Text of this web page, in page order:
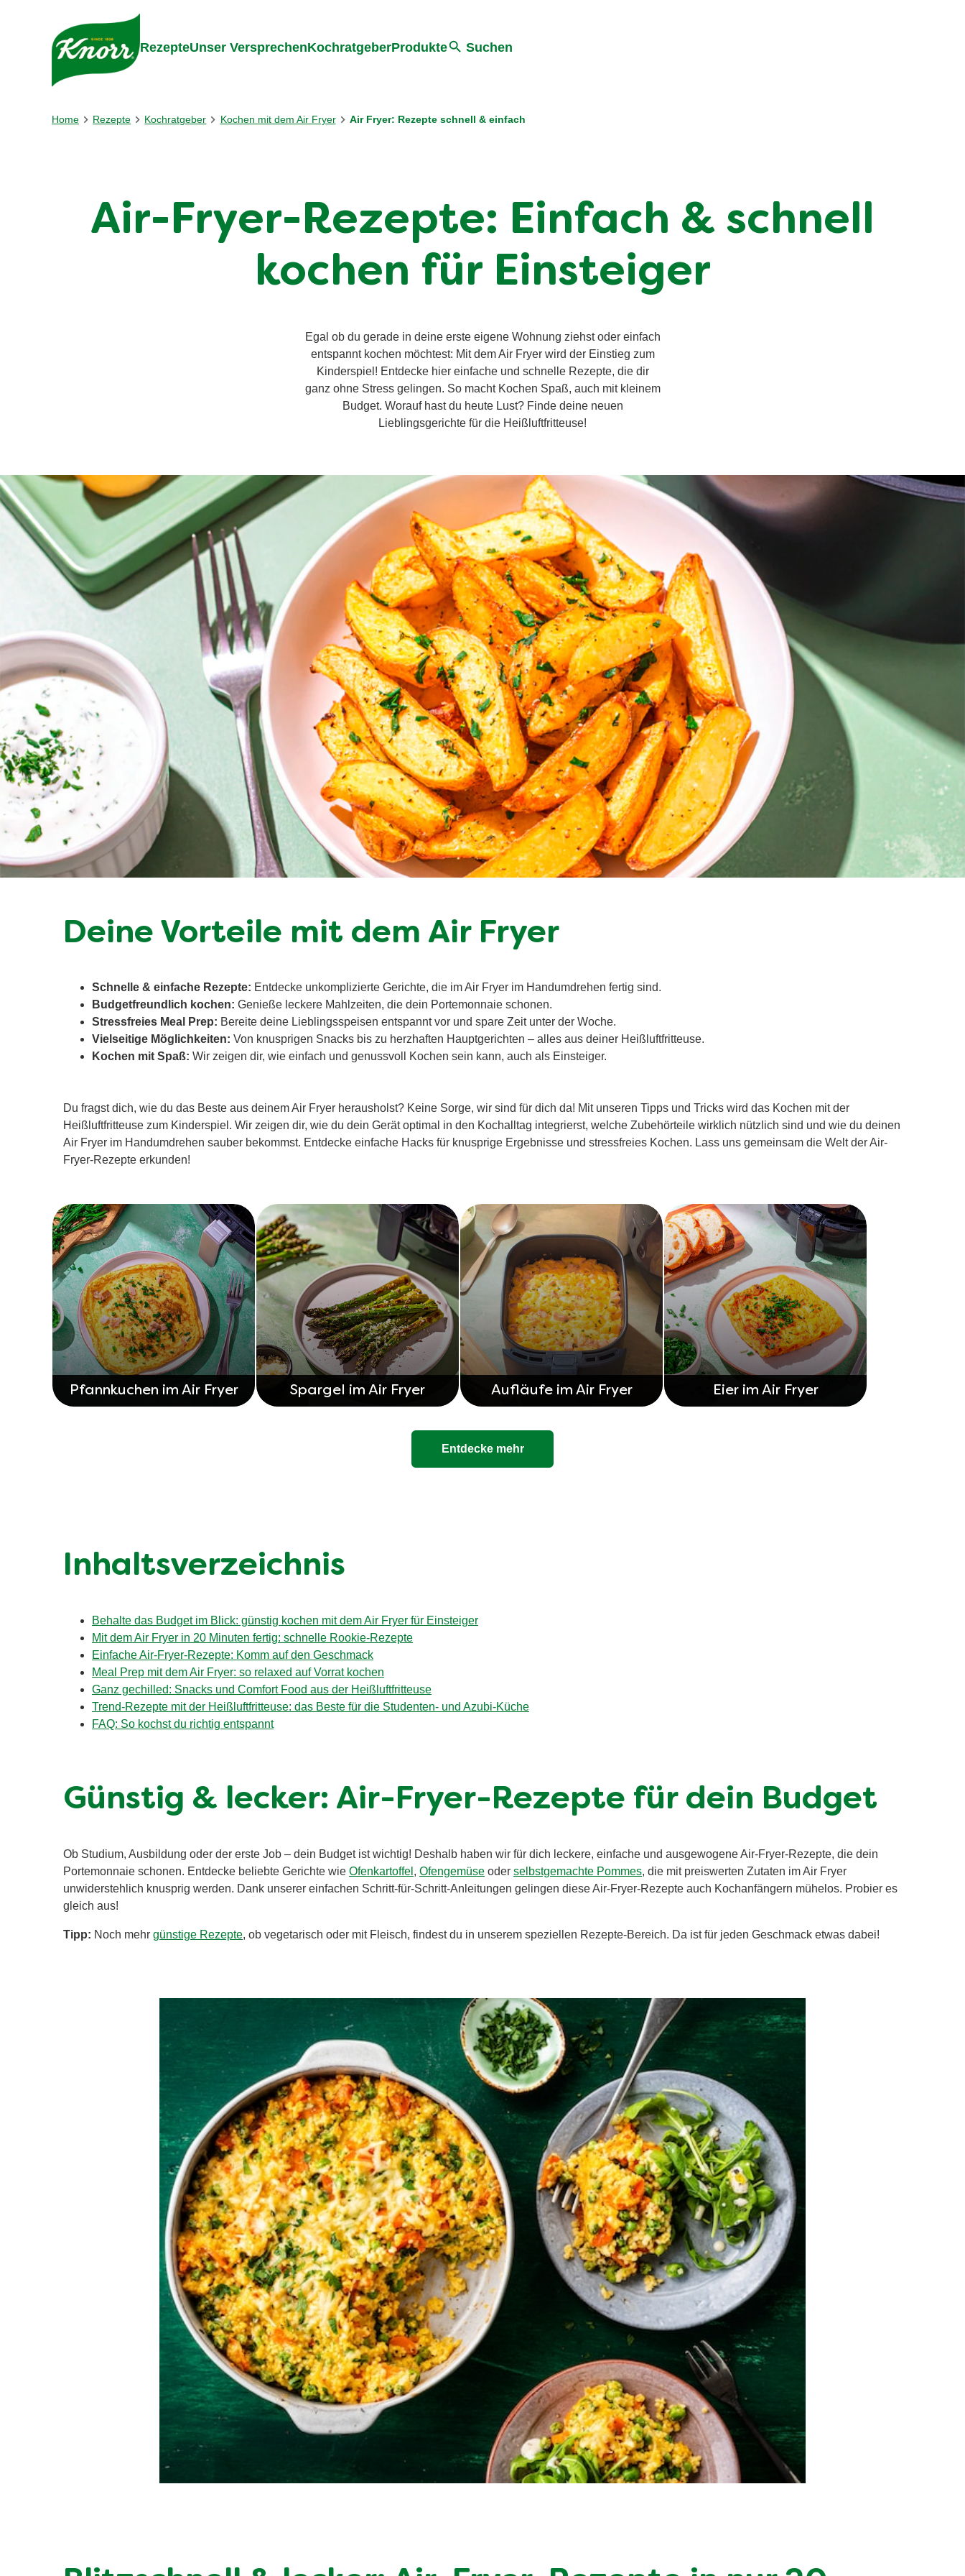
Gehe zu:
RezepteUnser VersprechenKochratgeberProdukte Suchen
Home Rezepte Kochratgeber Kochen mit dem Air Fryer Air Fryer: Rezepte schnell & einfach
Air-Fryer-Rezepte: Einfach & schnell
kochen für Einsteiger
Egal ob du gerade in deine erste eigene Wohnung ziehst oder einfach
entspannt kochen möchtest: Mit dem Air Fryer wird der Einstieg zum
Kinderspiel! Entdecke hier einfache und schnelle Rezepte, die dir
ganz ohne Stress gelingen. So macht Kochen Spaß, auch mit kleinem
Budget. Worauf hast du heute Lust? Finde deine neuen
Lieblingsgerichte für die Heißluftfritteuse!
Deine Vorteile mit dem Air Fryer
Schnelle & einfache Rezepte: Entdecke unkomplizierte Gerichte, die im Air Fryer im Handumdrehen fertig sind.
Budgetfreundlich kochen: Genieße leckere Mahlzeiten, die dein Portemonnaie schonen.
Stressfreies Meal Prep: Bereite deine Lieblingsspeisen entspannt vor und spare Zeit unter der Woche.
Vielseitige Möglichkeiten: Von knusprigen Snacks bis zu herzhaften Hauptgerichten – alles aus deiner Heißluftfritteuse.
Kochen mit Spaß: Wir zeigen dir, wie einfach und genussvoll Kochen sein kann, auch als Einsteiger.
Du fragst dich, wie du das Beste aus deinem Air Fryer herausholst? Keine Sorge, wir sind für dich da! Mit unseren Tipps und Tricks wird das Kochen mit der
Heißluftfritteuse zum Kinderspiel. Wir zeigen dir, wie du dein Gerät optimal in den Kochalltag integrierst, welche Zubehörteile wirklich nützlich sind und wie du deinen
Air Fryer im Handumdrehen sauber bekommst. Entdecke einfache Hacks für knusprige Ergebnisse und stressfreies Kochen. Lass uns gemeinsam die Welt der Air-
Fryer-Rezepte erkunden!
Pfannkuchen im Air Fryer Spargel im Air Fryer Aufläufe im Air Fryer Eier im Air Fryer
Entdecke mehr
Inhaltsverzeichnis
Behalte das Budget im Blick: günstig kochen mit dem Air Fryer für Einsteiger
Mit dem Air Fryer in 20 Minuten fertig: schnelle Rookie-Rezepte
Einfache Air-Fryer-Rezepte: Komm auf den Geschmack
Meal Prep mit dem Air Fryer: so relaxed auf Vorrat kochen
Ganz gechilled: Snacks und Comfort Food aus der Heißluftfritteuse
Trend-Rezepte mit der Heißluftfritteuse: das Beste für die Studenten- und Azubi-Küche
FAQ: So kochst du richtig entspannt
Günstig & lecker: Air-Fryer-Rezepte für dein Budget
Ob Studium, Ausbildung oder der erste Job – dein Budget ist wichtig! Deshalb haben wir für dich leckere, einfache und ausgewogene Air-Fryer-Rezepte, die dein
Portemonnaie schonen. Entdecke beliebte Gerichte wie Ofenkartoffel , Ofengemüse oder selbstgemachte Pommes, die mit preiswerten Zutaten im Air Fryer
unwiderstehlich knusprig werden. Dank unserer einfachen Schritt-für-Schritt-Anleitungen gelingen diese Air-Fryer-Rezepte auch Kochanfängern mühelos. Probier es
gleich aus!
Tipp: Noch mehr günstige Rezepte, ob vegetarisch oder mit Fleisch, findest du in unserem speziellen Rezepte-Bereich. Da ist für jeden Geschmack etwas dabei!